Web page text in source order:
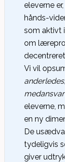
eleverne
hånds-
som aktivt
om
Vi vil
eleverne,
en ny
De
tydeligvis
giver